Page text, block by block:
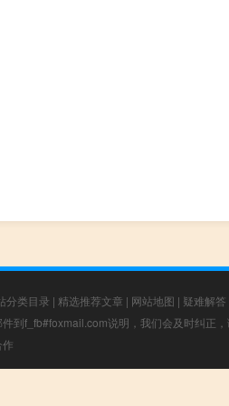
分类目录 | 精选推荐文章 | 网站地图 | 疑难解答
到f_fb#foxmail.com说明，我们会及时纠正